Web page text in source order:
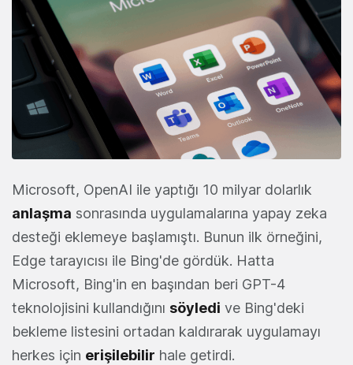
Microsoft, OpenAI ile yaptığı 10 milyar dolarlık
anlaşma sonrasında uygulamalarına yapay zeka
desteği eklemeye başlamıştı. Bunun ilk örneğini,
Edge tarayıcısı ile Bing'de gördük. Hatta
Microsoft, Bing'in en başından beri GPT-4
teknolojisini kullandığını söyledi ve Bing'deki
bekleme listesini ortadan kaldırarak uygulamayı
herkes için erişilebilir hale getirdi.